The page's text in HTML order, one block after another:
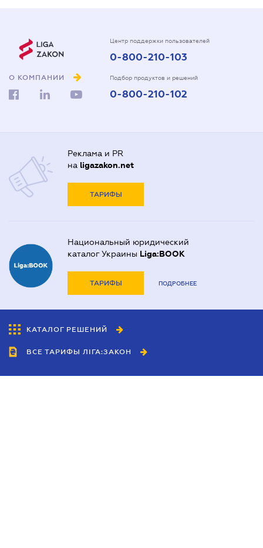
О КОМПАНИИ
Центр поддержки пользователей
0-800-210-103
Подбор продуктов и решений
0-800-210-102
Реклама и PR
на ligazakon.net
ТАРИФЫ
Национальный юридический
каталог Украины Liga:BOOK
ТАРИФЫ ПОДРОБНЕЕ
КАТАЛОГ РЕШЕНИЙ
ВСЕ ТАРИФЫ ЛІГА:ЗАКОН